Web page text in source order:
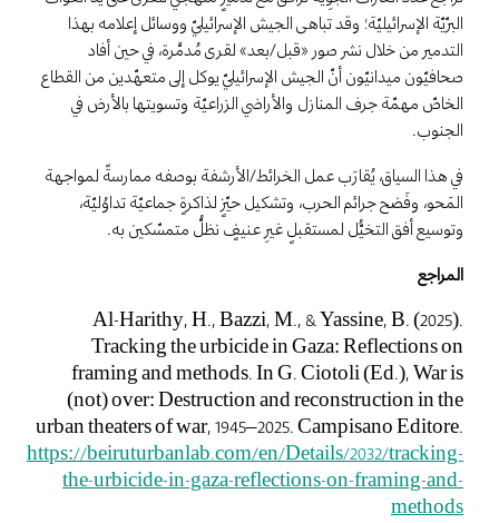
البرّيّة الإسرائيليّة؛ وقد تباهى الجيش الإسرائيليّ ووسائل إعلامه بهذا
التدمير من خلال نشر صور «قبل/بعد» لقرى مُدمَّرة، في حين أفاد
صحافيّون ميدانيّون أنّ الجيش الإسرائيليّ يوكل إلى متعهّدين من القطاع
الخاصّ مهمّة جرف المنازل والأراضي الزراعيّة وتسويتها بالأرض في
الجنوب.
في هذا السياق، يُقارَب عمل الخرائط/الأرشفة بوصفه ممارسةً لمواجهة
المَحو، وفَضح جرائم الحرب، وتشكيل حيّزٍ لذاكرةٍ جماعيّة تداوُليّة،
وتوسيع أفق التخيُّل لمستقبلٍ غيرِ عنيفٍ نظلُّ متمسّكين به.
المراجع
Al-Harithy, H., Bazzi, M., & Yassine, B. (2025).
Tracking the urbicide in Gaza: Reflections on
framing and methods. In G. Ciotoli (Ed.), War is
(not) over: Destruction and reconstruction in the
urban theaters of war, 1945–2025. Campisano Editore.
https://beiruturbanlab.com/en/Details/2032/tracking-
the-urbicide-in-gaza-reflections-on-framing-and-
methods